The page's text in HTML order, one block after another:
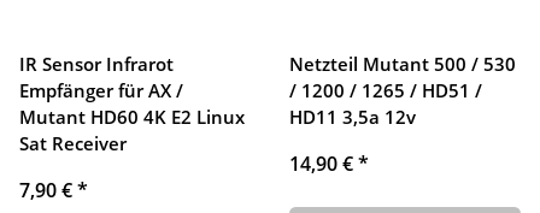
IR Sensor Infrarot
Empfänger für AX /
Mutant HD60 4K E2 Linux
Sat Receiver
7,90 €*
Netzteil Mutant 500 / 530
/ 1200 / 1265 / HD51 /
HD11 3,5a 12v
14,90 €*